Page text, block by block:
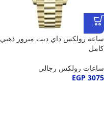
ساعة رولكس داي ديت ميرور ذهبي
كامل
ساعات رولكس رجالي
EGP 3075